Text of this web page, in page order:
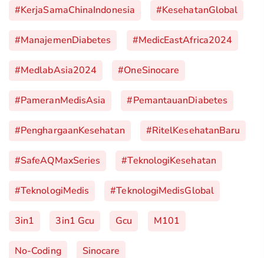
#KerjaSamaChinaIndonesia #KesehatanGlobal
#ManajemenDiabetes #MedicEastAfrica2024
#MedlabAsia2024 #OneSinocare
#PameranMedisAsia #PemantauanDiabetes
#PenghargaanKesehatan #RitelKesehatanBaru
#SafeAQMaxSeries #TeknologiKesehatan
#TeknologiMedis #TeknologiMedisGlobal
3in1 3in1 Gcu Gcu M101
No-Coding Sinocare